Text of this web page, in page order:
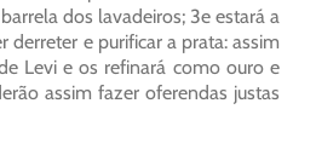
dos lavadeiros; 3e estará a
derreter e purificar a prata: assim
Levi e os refinará como ouro e
assim fazer oferendas justas